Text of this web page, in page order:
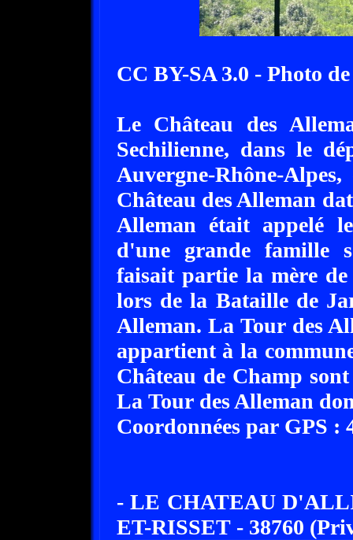
CC BY-SA 3.0 - Photo
Le Château des
Sechilienne, dans le
Auvergne-Rhône-
Château des Alleman
Alleman était appelé
d'une grande famille
faisait partie la mère
lors de la Bataille de
Alleman. La Tour des
appartient à la
Château de Champ
La Tour des Alleman
Coordonnées par GPS :
- LE CHATEAU
ET-RISSET - 38760